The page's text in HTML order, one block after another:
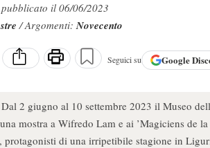
il 06/06/2023
/ Argomenti:Novecento
Seguici su Google
Dal 2 giugno al 10 settembre 2023 il Museo
mostra a Wifredo Lam e ai ’Magiciens de
protagonisti di una irripetibile stagione in